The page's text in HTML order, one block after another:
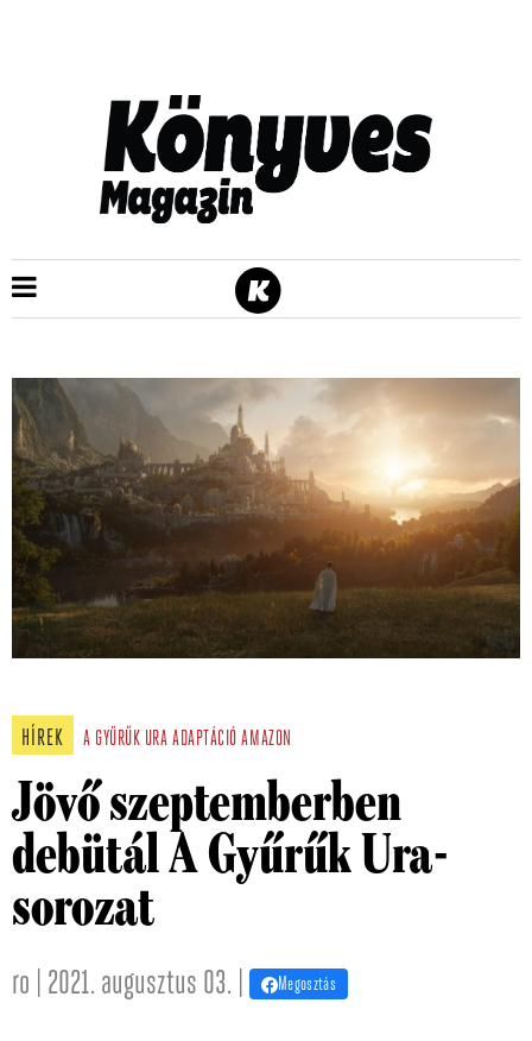
HÍREK A GYŰRŰK URA ADAPTÁCIÓ AMAZON
Jövő szeptemberben
debütál A Gyűrűk Ura-
sorozat
ro | 2021. augusztus 03. | Megosztás